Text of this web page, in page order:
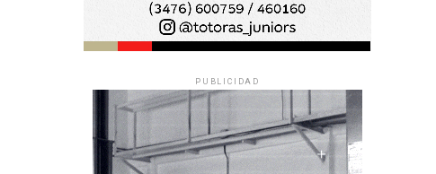
PUBLICIDAD